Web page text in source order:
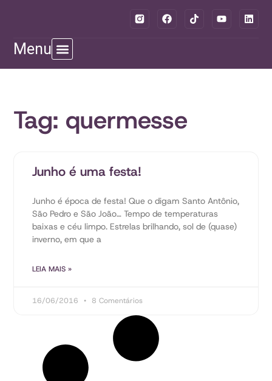
Menu
Tag: quermesse
Junho é uma festa!
Junho é época de festa! Que o digam Santo Antônio,
São Pedro e São João… Tempo de temperaturas
baixas e céu limpo. Estrelas brilhando, sol de (quase)
inverno, em que a
LEIA MAIS »
16/06/2016 8 Comentários